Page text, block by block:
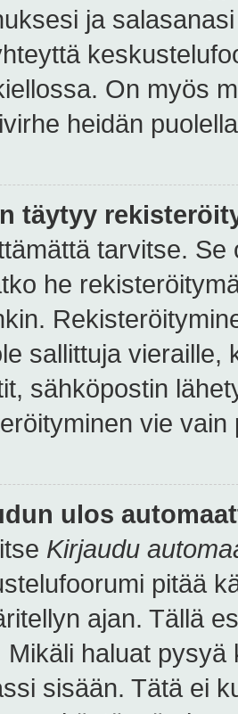
ja
On myös
heidän
täytyy
tarvitse.
he
sallittuja vieraille,
sähköpostin
vie
ulos
Kirjaudu
pitää
ajan. Tällä
haluat
sisään. Tätä ei